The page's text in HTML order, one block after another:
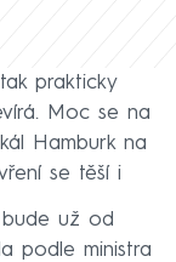
prakticky
Moc se na
Hamburk na
se těší i
už od
podle ministra